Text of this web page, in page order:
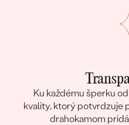
Ku každému šperku
kvality, ktorý potvrdzuje
drahokamom